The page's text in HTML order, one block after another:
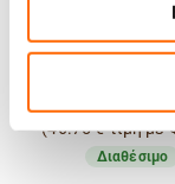
Espresso Trucillo
Speaks Italian
αλεσμένος και
37.70
(46.75€τιμή με
Διαθέσιμο